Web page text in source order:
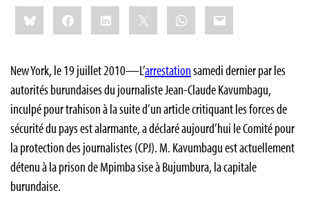
Share
this:BlueskyFacebookLinkedIn WhatsApp
Email
New York, le 19 juillet 2010—L’arrestationsamedi dernier par les
autorités burundaises du journaliste Jean-Claude Kavumbagu,
inculpé pour trahison à la suite d’un article critiquant les forces de
sécurité du pays est alarmante, a déclaré aujourd’hui le Comité pour
la protection des journalistes (CPJ). M. Kavumbagu est actuellement
détenu à la prison de Mpimba sise à Bujumbura, la capitale
burundaise.